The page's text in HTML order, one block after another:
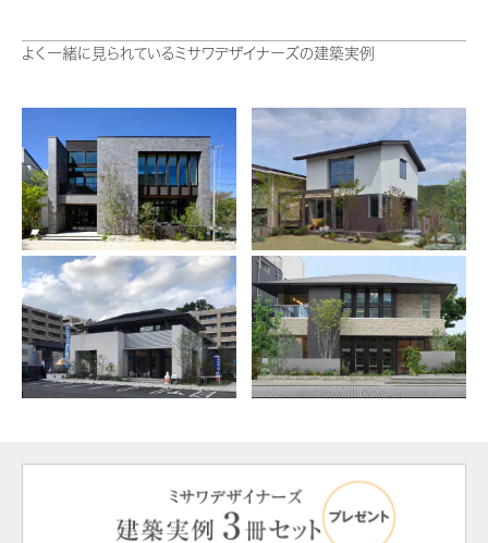
よく一緒に見られているミサワデザイナーズの建築実例